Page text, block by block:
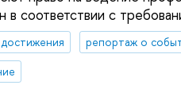
в соответствии с
достижения
репортаж о